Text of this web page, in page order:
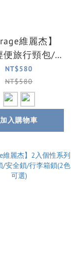
維麗杰】
便旅行頸包/收
件包/錢包(2色
可選)
NT$580
NT$580
加入購物車